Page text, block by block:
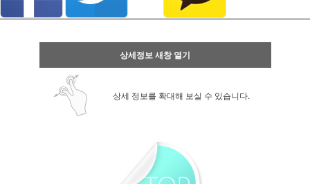
상세정보 새창 열기
상세 정보를 확대해 보실 수 있습니다.